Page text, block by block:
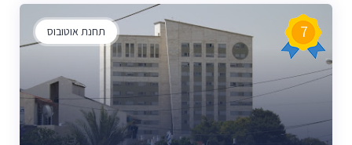
תחנת אוטובוס 7